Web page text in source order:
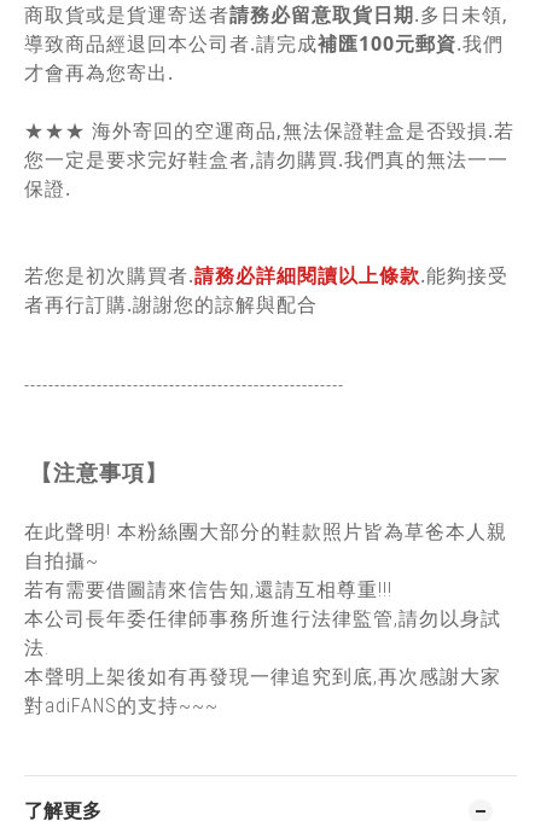
商取貨或是貨運寄送者請務必留意取貨日期.多日未領,
導致商品經退回本公司者.請完成補匯100元郵資.我們
才會再為您寄出.
★★★ 海外寄回的空運商品,無法保證鞋盒是否毀損.若
您一定是要求完好鞋盒者,請勿購買.我們真的無法一一
保證.
若您是初次購買者.請務必詳細閱讀以上條款.能夠接受
者再行訂購.謝謝您的諒解與配合
-----------------------------------------------------
【注意事項】
在此聲明! 本粉絲團大部分的鞋款照片皆為草爸本人親
自拍攝~
若有需要借圖請來信告知,還請互相尊重!!!
本公司長年委任律師事務所進行法律監管,請勿以身試
法.
本聲明上架後如有再發現一律追究到底,再次感謝大家
對adiFANS的支持~~~
了解更多